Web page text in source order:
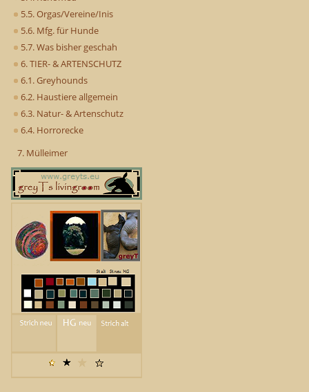
5.5. Orgas/Vereine/Inis
5.6. Mfg. für Hunde
5.7. Was bisher geschah
6. TIER- & ARTENSCHUTZ
6.1. Greyhounds
6.2. Haustiere allgemein
6.3. Natur- & Artenschutz
6.4. Horrorecke
7. Mülleimer